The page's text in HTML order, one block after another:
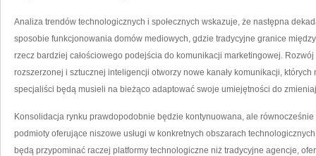
Analiza trendów technologicznych i społecznych wskazuje, że następna
sposobie funkcjonowania domów mediowych, gdzie tradycyjne granice
rzecz bardziej całościowego podejścia do komunikacji marketingowej.
rozszerzonej i sztucznej inteligencji otworzy nowe kanały komunikacji,
specjaliści będą musieli na bieżąco adaptować swoje umiejętności do
Konsolidacja rynku prawdopodobnie będzie kontynuowana, ale
podmioty oferujące niszowe usługi w konkretnych obszarach
będą przypominać raczej platformy technologiczne niż tradycyjne agencje,